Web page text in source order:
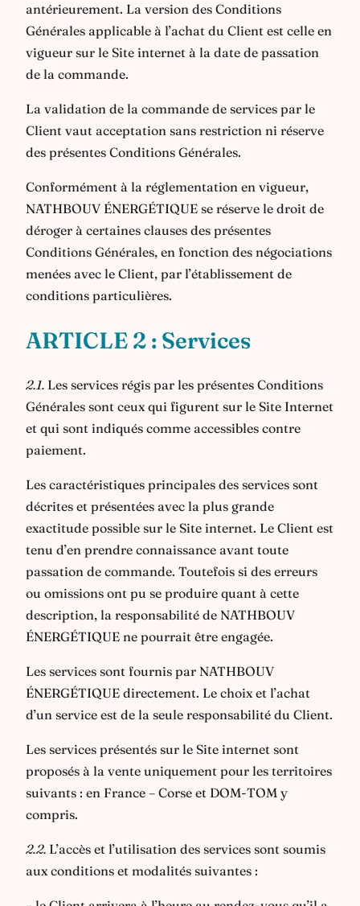
antérieurement. La version des Conditions
Générales applicable à l’achat du Client est celle en
vigueur sur le Site internet à la date de passation
de la commande.
La validation de la commande de services par le
Client vaut acceptation sans restriction ni réserve
des présentes Conditions Générales.
Conformément à la réglementation en vigueur,
NATHBOUV ÉNERGÉTIQUE se réserve le droit de
déroger à certaines clauses des présentes
Conditions Générales, en fonction des négociations
menées avec le Client, par l’établissement de
conditions particulières.
ARTICLE 2 : Services
2.1. Les services régis par les présentes Conditions
Générales sont ceux qui figurent sur le Site Internet
et qui sont indiqués comme accessibles contre
paiement.
Les caractéristiques principales des services sont
décrites et présentées avec la plus grande
exactitude possible sur le Site internet. Le Client est
tenu d’en prendre connaissance avant toute
passation de commande. Toutefois si des erreurs
ou omissions ont pu se produire quant à cette
description, la responsabilité de NATHBOUV
ÉNERGÉTIQUE ne pourrait être engagée.
Les services sont fournis par NATHBOUV
ÉNERGÉTIQUE directement. Le choix et l’achat
d’un service est de la seule responsabilité du Client.
Les services présentés sur le Site internet sont
proposés à la vente uniquement pour les territoires
suivants : en France – Corse et DOM-TOM y
compris.
2.2. L’accès et l’utilisation des services sont soumis
aux conditions et modalités suivantes :